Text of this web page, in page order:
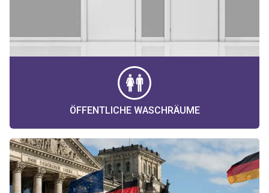
ÖFFENTLICHE WASCHRÄUME